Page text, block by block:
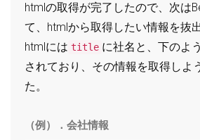
htmlの取得が完了したので、次は
て、htmlから取得したい情報を抜
htmlには title に社名と、下のよ
されており、その情報を取得しよ
た。
（例）．会社情報